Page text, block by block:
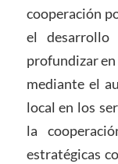
cooperación
el desarrollo
profundizar
mediante el
local en los
la
estratégicas